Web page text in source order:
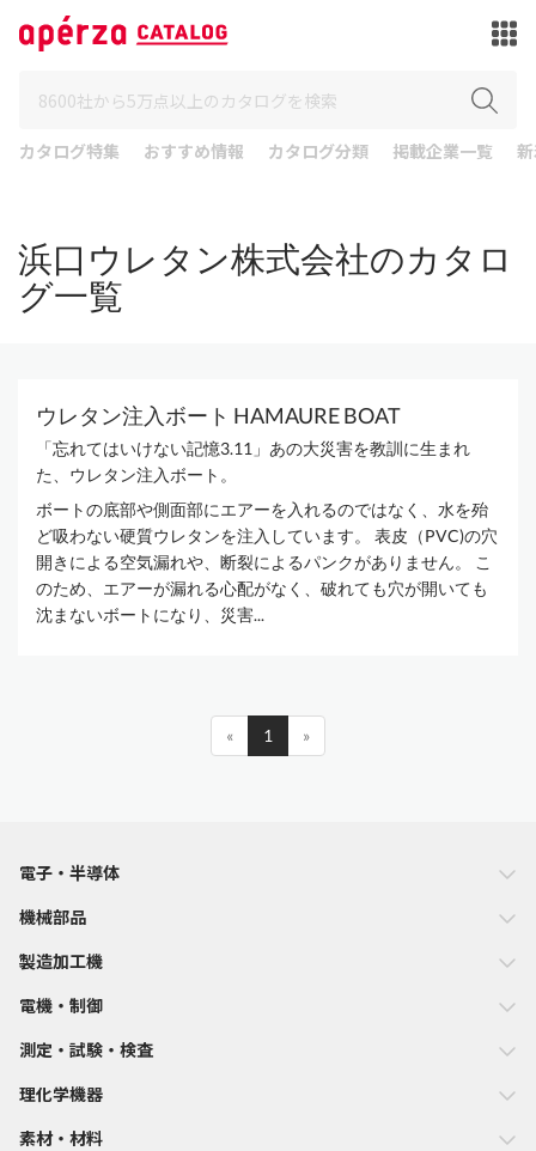
カタログ特集 おすすめ情報 カタログ分類 掲載企業一覧
浜口ウレタン株式会社のカタロ
グ一覧
ウレタン注入ボート HAMAURE BOAT
「忘れてはいけない記憶3.11」あの大災害を教訓に生まれ
た、ウレタン注入ボート。
ボートの底部や側面部にエアーを入れるのではなく、水を殆
ど吸わない硬質ウレタンを注入しています。 表皮（PVC)の穴
開きによる空気漏れや、断裂によるパンクがありません。 こ
のため、エアーが漏れる心配がなく、破れても穴が開いても
沈まないボートになり、災害...
« 1 »
電子・半導体
機械部品
製造加工機
電機・制御
測定・試験・検査
理化学機器
素材・材料